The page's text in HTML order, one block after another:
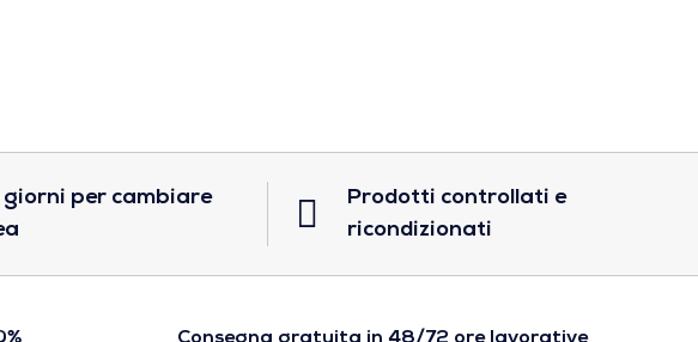
giorni per cambiare
Prodotti controllati e
ricondizionati